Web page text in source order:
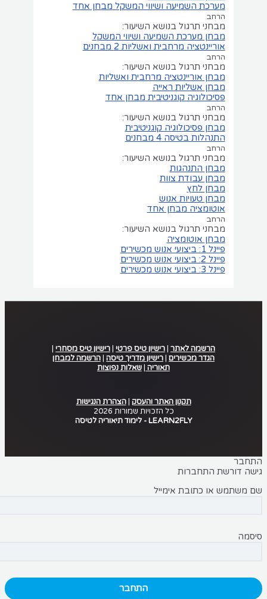
מערכת השמיעה ושיווי המשקלמבחן אחד
הרחב
מבחני תרגול בנושא השיעור:
מבחן מערכת השמיעה ושיווי המשקל
אוריינטציה מרחבית ואשליות2 מבחנים
הרחב
מבחני תרגול בנושא השיעור:
מבחן אוריינטציה מרחבית ואשליות
מבחן אשליות ראייה
פסיכולוגיה קוגניטיביתמבחן אחד
הרחב
מבחני תרגול בנושא השיעור:
מבחן פסיכולוגיה קוגניטיבית
התנהלות בטיסה4 מבחנים
הרחב
מבחני תרגול בנושא השיעור:
מבחן התנהגות
מבחן עבודת צוות
מבחן לחץ
מבחן טעויות אנוש
אוטומציהמבחן אחד
הרחב
מבחני תרגול בנושא השיעור:
מבחן אוטומציה
פיינל 1: ביצועי אנוש מכשירים
פיינל 2: ביצועי אנוש מכשירים
פיינל 3: ביצועי אנוש מכשירים
הרשמה לאתר|רישיון טיס פרטי|רישיון טיס מסחרי|
הגדר מכשירים|רישיון מדריך טיסה|הרשמה למבחן
תאוריה|שאלות נפוצות
תקנון האתר והעסק|הצהרת הנגישות
כל הזכויות שמורות 2026
LEARN2FLY - לימוד תיאוריה לטיסה
דורשת התחברות
או כתובת אימייל